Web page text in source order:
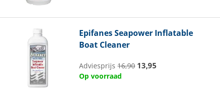
EpifanesSeapower Inflatable
Boat Cleaner
Adviesprijs16,90 13,95
Op voorraad